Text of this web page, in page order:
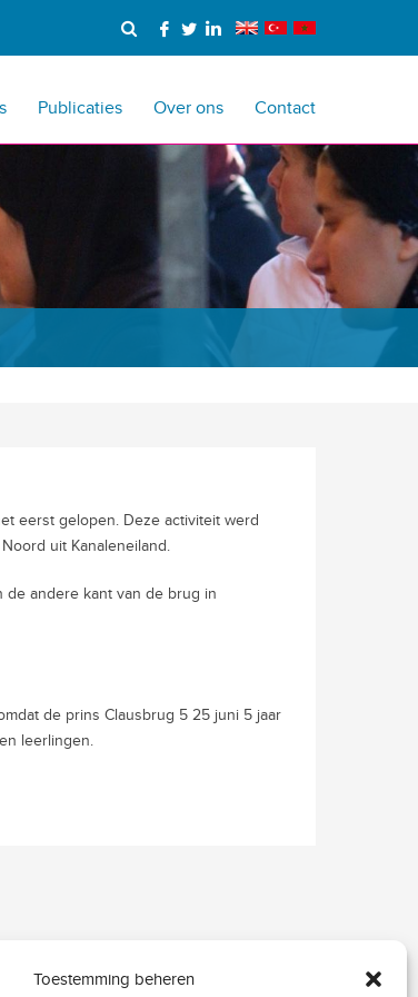
Toestemming beheren
Publicaties Over ons Contact
eerst gelopen. Deze activiteit werd
uit Kanaleneiland.
de andere kant van de brug in
de prins Clausbrug 5 25 juni 5 jaar
leerlingen.